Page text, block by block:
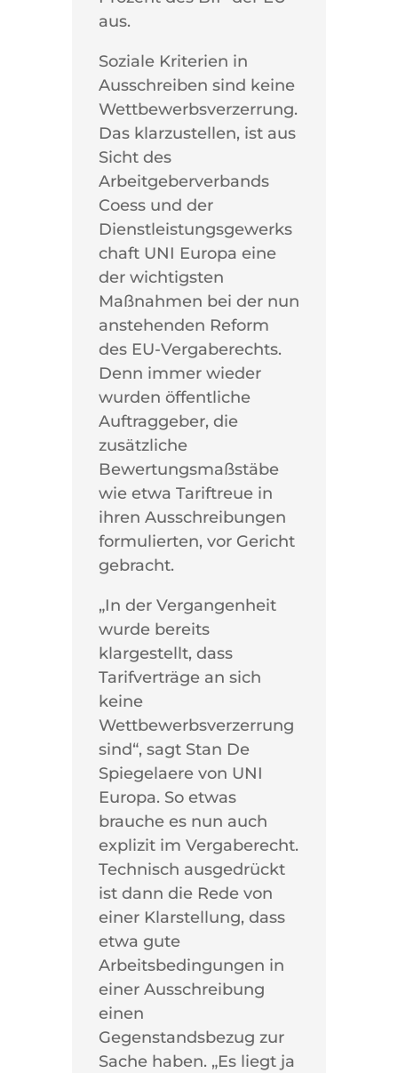
aus.
Soziale Kriterien in
Ausschreiben sind keine
Wettbewerbsverzerrung.
Das klarzustellen, ist aus
Sicht des
Arbeitgeberverbands
Coess und der
Dienstleistungsgewerks
chaft UNI Europa eine
der wichtigsten
Maßnahmen bei der nun
anstehenden Reform
des EU-Vergaberechts.
Denn immer wieder
wurden öffentliche
Auftraggeber, die
zusätzliche
Bewertungsmaßstäbe
wie etwa Tariftreue in
ihren Ausschreibungen
formulierten, vor Gericht
gebracht.
„In der Vergangenheit
wurde bereits
klargestellt, dass
Tarifverträge an sich
keine
Wettbewerbsverzerrung
sind“, sagt Stan De
Spiegelaere von UNI
Europa. So etwas
brauche es nun auch
explizit im Vergaberecht.
Technisch ausgedrückt
ist dann die Rede von
einer Klarstellung, dass
etwa gute
Arbeitsbedingungen in
einer Ausschreibung
einen
Gegenstandsbezug zur
Sache haben. „Es liegt ja